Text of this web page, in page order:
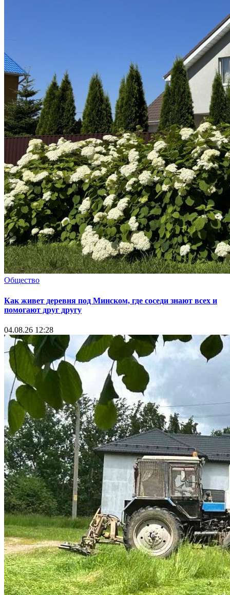
Общество
Как живет деревня под Минском, где соседи знают всех и
помогают друг другу
04.08.26 12:28